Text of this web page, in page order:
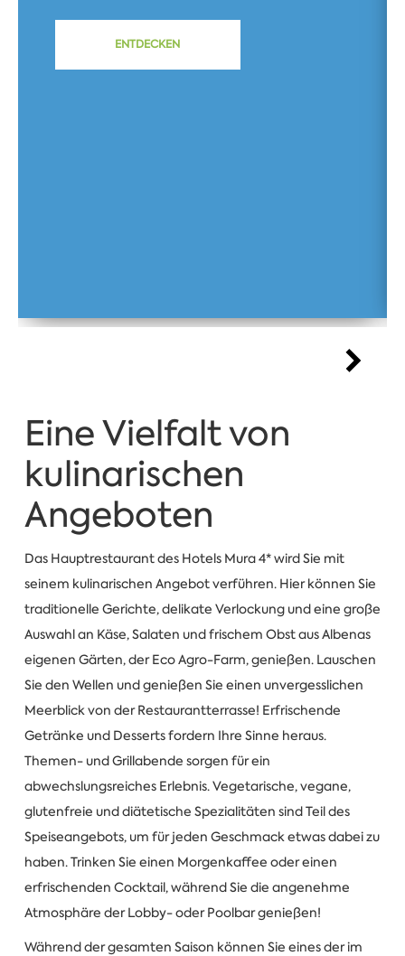
ENTDECKEN
Eine Vielfalt von
kulinarischen
Angeboten
Das Hauptrestaurant des Hotels Mura 4* wird Sie mit
seinem kulinarischen Angebot verführen. Hier können Sie
traditionelle Gerichte, delikate Verlockung und eine große
Auswahl an Käse, Salaten und frischem Obst aus Albenas
eigenen Gärten, der Eco Agro-Farm, genießen. Lauschen
Sie den Wellen und genießen Sie einen unvergesslichen
Meerblick von der Restaurantterrasse! Erfrischende
Getränke und Desserts fordern Ihre Sinne heraus.
Themen- und Grillabende sorgen für ein
abwechslungsreiches Erlebnis. Vegetarische, vegane,
glutenfreie und diätetische Spezialitäten sind Teil des
Speiseangebots, um für jeden Geschmack etwas dabei zu
haben. Trinken Sie einen Morgenkaffee oder einen
erfrischenden Cocktail, während Sie die angenehme
Atmosphäre der Lobby- oder Poolbar genießen!
Während der gesamten Saison können Sie eines der im